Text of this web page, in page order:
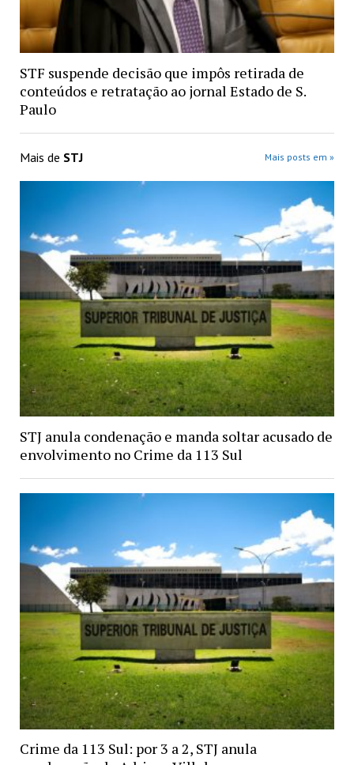
STF suspende decisão que impôs retirada de
conteúdos e retratação ao jornal Estado de S.
Paulo
Mais de STJ Mais posts em »
STJ anula condenação e manda soltar acusado de
envolvimento no Crime da 113 Sul
Crime da 113 Sul: por 3 a 2, STJ anula